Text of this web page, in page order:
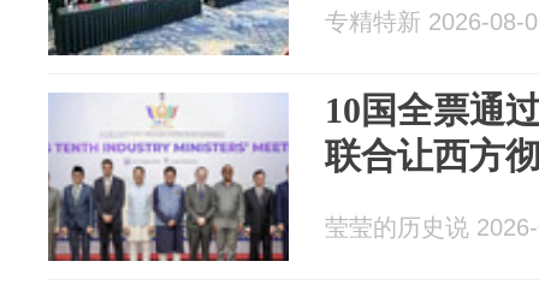
专精特新 2026-08-
10国全票通
联合让西方
莹莹的历史说